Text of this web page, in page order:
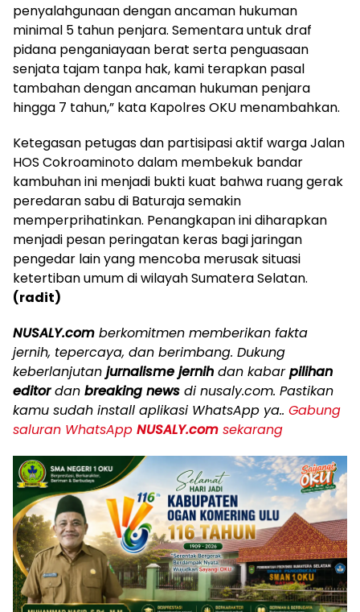
penyalahgunaan dengan ancaman hukuman
minimal 5 tahun penjara. Sementara untuk draf
pidana penganiayaan berat serta penguasaan
senjata tajam tanpa hak, kami terapkan pasal
tambahan dengan ancaman hukuman penjara
hingga 7 tahun,” kata Kapolres OKU menambahkan.
Ketegasan petugas dan partisipasi aktif warga Jalan
HOS Cokroaminoto dalam membekuk bandar
kambuhan ini menjadi bukti kuat bahwa ruang gerak
peredaran sabu di Baturaja semakin
memperprihatinkan. Penangkapan ini diharapkan
menjadi pesan peringatan keras bagi jaringan
pengedar lain yang mencoba merusak situasi
ketertiban umum di wilayah Sumatera Selatan.
(radit)
NUSALY.com berkomitmen memberikan fakta
jernih, tepercaya, dan berimbang. Dukung
keberlanjutan jurnalisme jernih dan kabarpilihan
editordan breaking news di nusaly.com. Pastikan
kamu sudah install aplikasi WhatsApp ya.. Gabung
saluran WhatsApp NUSALY.com sekarang